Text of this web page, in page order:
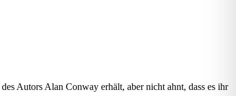
Autors Alan Conway erhält, aber nicht ahnt, dass es ihr